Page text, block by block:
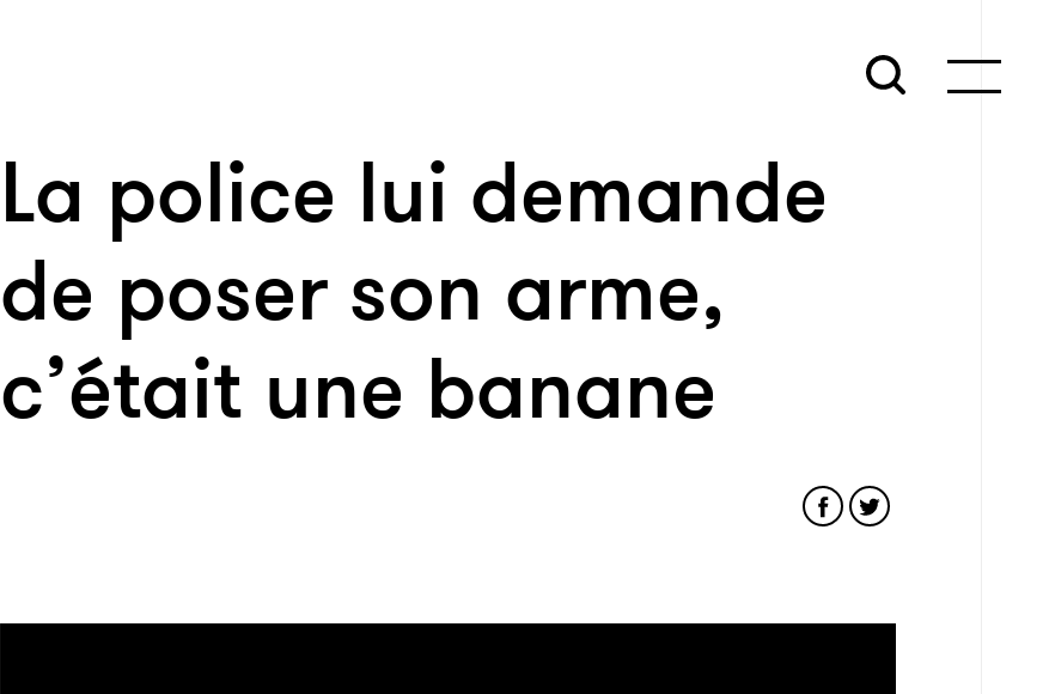
La police lui demande
de poser son arme,
c’était une banane